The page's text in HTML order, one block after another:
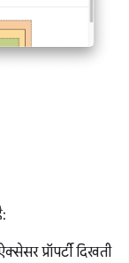
प्रॉपर्टी दिखती